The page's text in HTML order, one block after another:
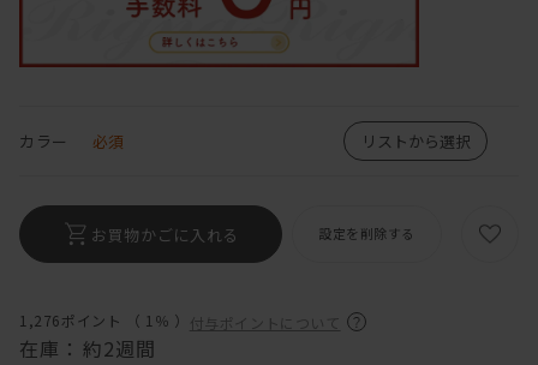
1,276ポイント （ 1％ ） 付与ポイントについて
在庫： 約2週間
カラー 必須 リストから選択
お買物かごに入れる 設定を削除する